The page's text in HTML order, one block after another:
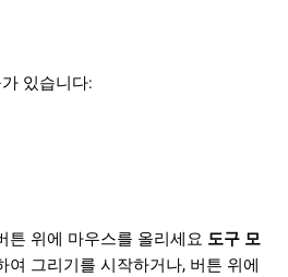
있습니다:
튼 위에 마우스를 올리세요 도구 모
여 그리기를 시작하거나, 버튼 위에